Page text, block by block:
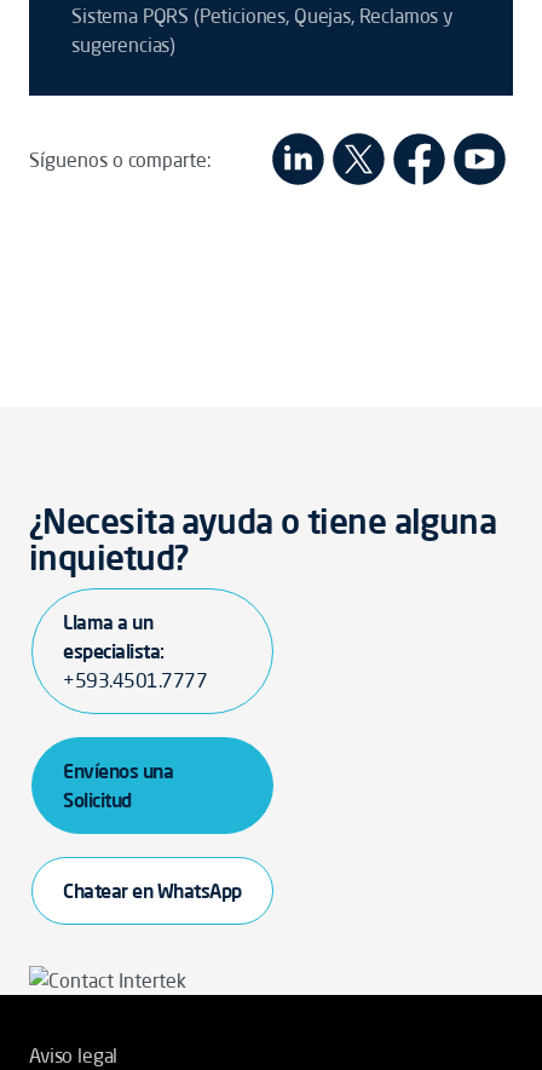
Sistema PQRS (Peticiones, Quejas, Reclamos y
sugerencias)
Síguenos o comparte:
¿Necesita ayuda o tiene alguna
inquietud?
Llama a un
especialista:
+593.4501.7777
Envíenos una
Solicitud
Chatear en WhatsApp
Aviso legal